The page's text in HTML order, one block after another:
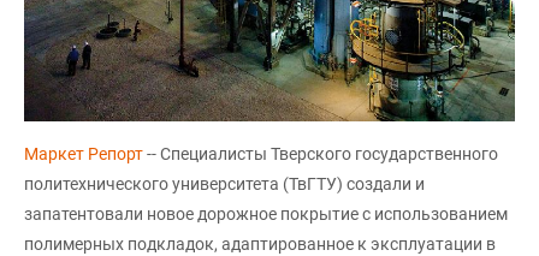
Маркет Репорт-- Специалисты Тверского государственного
политехнического университета (ТвГТУ) создали и
запатентовали новое дорожное покрытие с использованием
полимерных подкладок, адаптированное к эксплуатации в